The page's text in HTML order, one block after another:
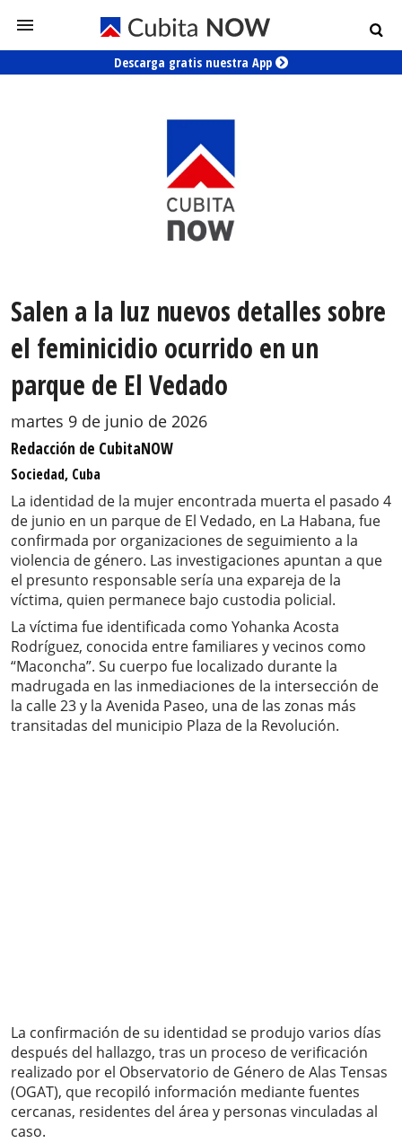
Descarga gratis nuestra App
Salen a la luz nuevos detalles sobre
el feminicidio ocurrido en un
parque de El Vedado
martes 9 de junio de 2026
Redacción de CubitaNOW
Sociedad, Cuba
La identidad de la mujer encontrada muerta el pasado 4
de junio en un parque de El Vedado, en La Habana, fue
confirmada por organizaciones de seguimiento a la
violencia de género. Las investigaciones apuntan a que
el presunto responsable sería una expareja de la
víctima, quien permanece bajo custodia policial.
La víctima fue identificada como Yohanka Acosta
Rodríguez, conocida entre familiares y vecinos como
“Maconcha”. Su cuerpo fue localizado durante la
madrugada en las inmediaciones de la intersección de
la calle 23 y la Avenida Paseo, una de las zonas más
transitadas del municipio Plaza de la Revolución.
La confirmación de su identidad se produjo varios días
después del hallazgo, tras un proceso de verificación
realizado por el Observatorio de Género de Alas Tensas
(OGAT), que recopiló información mediante fuentes
cercanas, residentes del área y personas vinculadas al
caso.